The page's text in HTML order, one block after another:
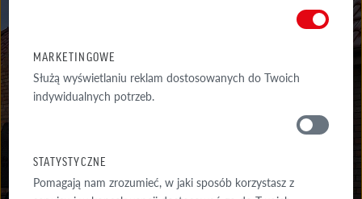
BERGAMO ZAKOŃCZENIE GĄSIORA - POCZĄTKOWE
MARKETINGOWE
Służą wyświetlaniu reklam dostosowanych do Twoich
indywidualnych potrzeb.
STATYSTYCZNE
Pomagają nam zrozumieć, w jaki sposób korzystasz z